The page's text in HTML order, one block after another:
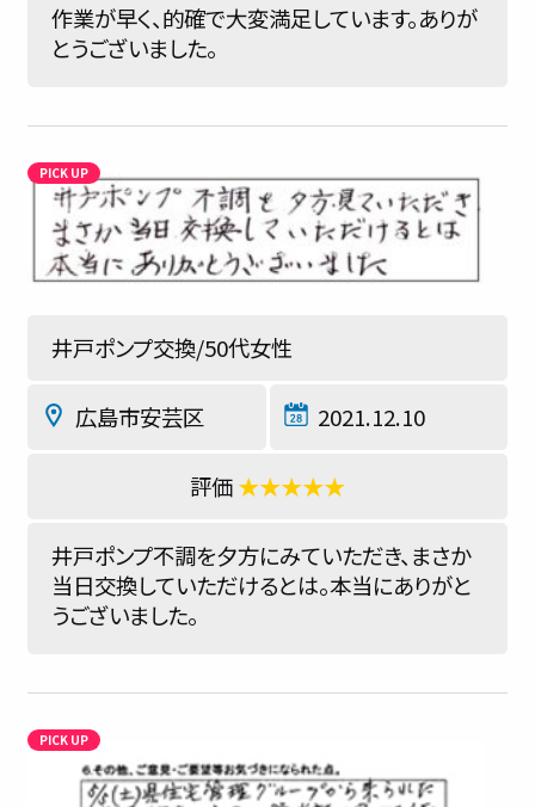
作業が早く、的確で大変満足しています。ありが
とうございました。
井戸ポンプ交換/50代女性
広島市安芸区 2021.12.10
★★★★★
井戸ポンプ不調を夕方にみていただき、まさか
当日交換していただけるとは。本当にありがと
うございました。